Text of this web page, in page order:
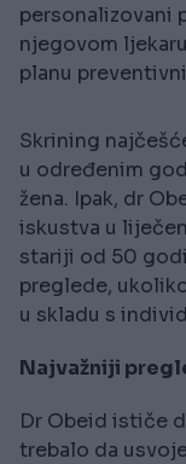
personalizovani
njegovom
planu
Skrining
u određenim
žena. Ipak, dr
iskustva u
stariji od 50
preglede,
u skladu s
Najvažniji
Dr Obeid ističe
trebalo da